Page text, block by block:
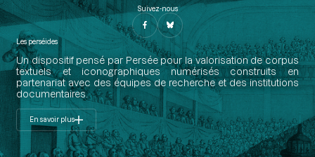
Suivez-nous
Les perséides
Un dispositif pensé par Persée pour la valorisation de corpus
textuels et iconographiques numérisés construits en
partenariat avec des équipes de recherche et des institutions
documentaires.
En savoir plus